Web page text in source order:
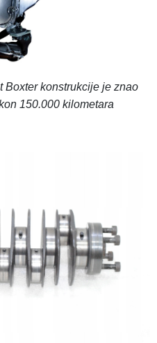
Boxter konstrukcije je znao
150.000 kilometara